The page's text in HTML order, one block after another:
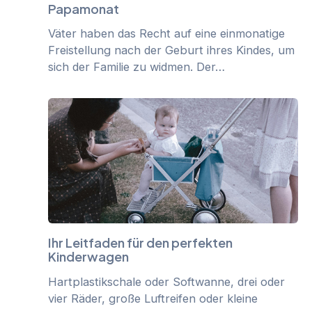
Papamonat
Väter haben das Recht auf eine einmonatige
Freistellung nach der Geburt ihres Kindes, um
sich der Familie zu widmen. Der…
Ihr Leitfaden für den perfekten
Kinderwagen
Hartplastikschale oder Softwanne, drei oder
vier Räder, große Luftreifen oder kleine